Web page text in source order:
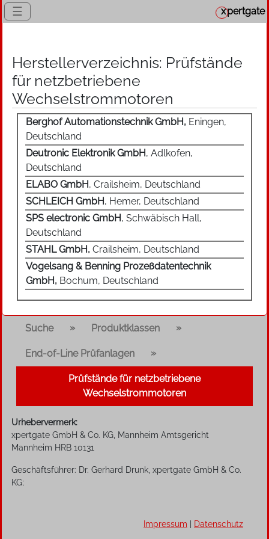
☰ xpertgate
Herstellerverzeichnis: Prüfstände
für netzbetriebene
Wechselstrommotoren
Berghof Automationstechnik GmbH, Eningen,
Deutschland
Deutronic Elektronik GmbH, Adlkofen,
Deutschland
ELABO GmbH, Crailsheim, Deutschland
SCHLEICH GmbH, Hemer, Deutschland
SPS electronic GmbH, Schwäbisch Hall,
Deutschland
STAHL GmbH, Crailsheim, Deutschland
Vogelsang & Benning Prozeßdatentechnik
GmbH, Bochum, Deutschland
Suche » Produktklassen »
End-of-Line Prüfanlagen »
Prüfstände für netzbetriebene
Wechselstrommotoren
Urhebervermerk:
xpertgate GmbH & Co. KG, Mannheim Amtsgericht
Mannheim HRB 10131
Geschäftsführer: Dr. Gerhard Drunk, xpertgate GmbH & Co.
KG;
Impressum | Datenschutz